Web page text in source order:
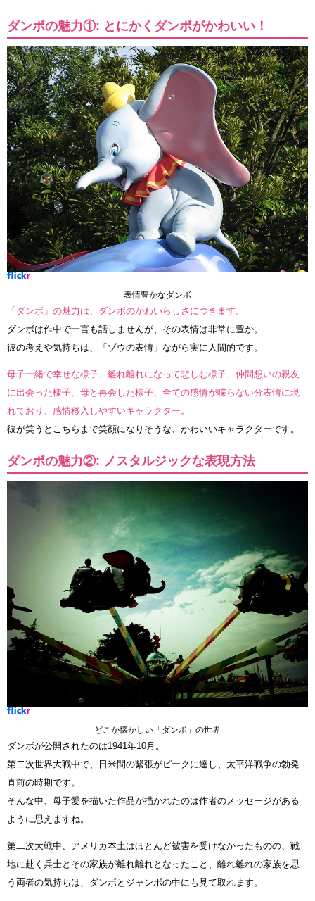
ダンボの魅力①: とにかくダンボがかわいい！
表情豊かなダンボ
「ダンボ」の魅力は、ダンボのかわいらしさにつきます。
ダンボは作中で一言も話しませんが、その表情は非常に豊か。
彼の考えや気持ちは、「ゾウの表情」ながら実に人間的です。
母子一緒で幸せな様子、離れ離れになって悲しむ様子、仲間想いの親友
に出会った様子、母と再会した様子、全ての感情が喋らない分表情に現
れており、感情移入しやすいキャラクター。
彼が笑うとこちらまで笑顔になりそうな、かわいいキャラクターです。
ダンボの魅力②: ノスタルジックな表現方法
どこか懐かしい「ダンボ」の世界
ダンボが公開されたのは1941年10月。
第二次世界大戦中で、日米間の緊張がピークに達し、太平洋戦争の勃発
直前の時期です。
そんな中、母子愛を描いた作品が描かれたのは作者のメッセージがある
ように思えますね。
第二次大戦中、アメリカ本土はほとんど被害を受けなかったものの、戦
地に赴く兵士とその家族が離れ離れとなったこと、離れ離れの家族を思
う両者の気持ちは、ダンボとジャンボの中にも見て取れます。